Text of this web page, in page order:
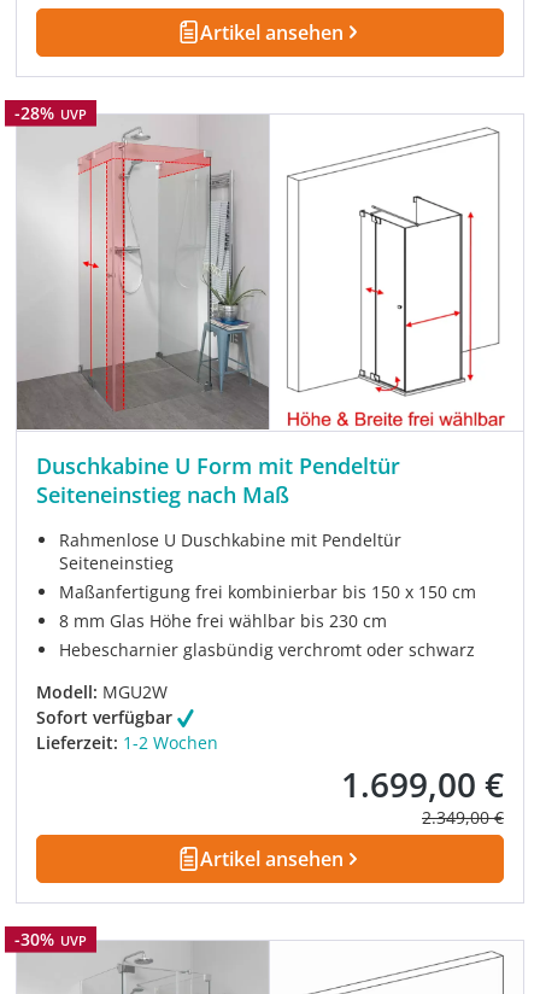
Artikel ansehen
Rabatt
-28% UVP
Duschkabine U Form mit Pendeltür
Seiteneinstieg nach Maß
Rahmenlose U Duschkabine mit Pendeltür
Seiteneinstieg
Maßanfertigung frei kombinierbar bis 150 x 150 cm
8 mm Glas Höhe frei wählbar bis 230 cm
Hebescharnier glasbündig verchromt oder schwarz
Modell: MGU2W
Sofort verfügbar
Lieferzeit: 1-2 Wochen
Verkaufspreis:
1.699,00 €
Regulärer
2.349,00 €
Artikel ansehen
Rabatt
-30% UVP